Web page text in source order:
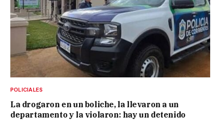
POLICIALES
La drogaron en un boliche, la llevaron a un
departamento y la violaron: hay un detenido